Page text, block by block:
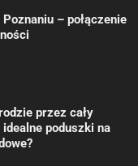
– połączenie
przez cały
poduszki na